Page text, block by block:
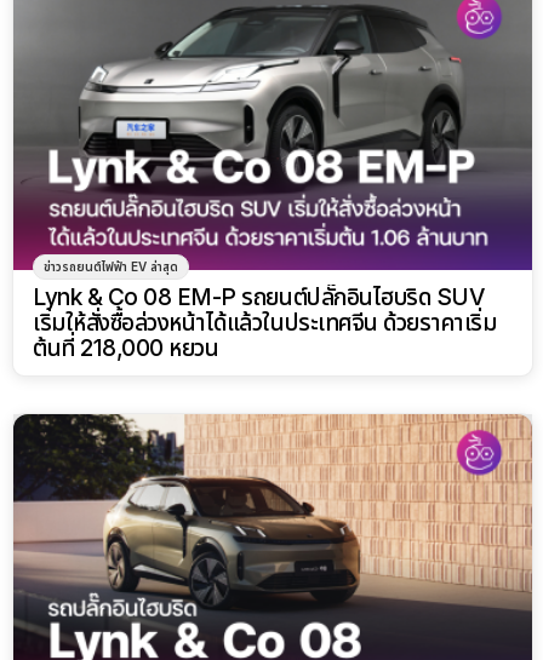
ข่าวรถยนต์ไฟฟ้า EV ล่าสุด
Lynk & Co 08 EM-P รถยนต์ปลั๊กอินไฮบริด SUV
เริ่มให้สั่งซื้อล่วงหน้าได้แล้วในประเทศจีน ด้วยราคาเริ่ม
ต้นที่ 218,000 หยวน